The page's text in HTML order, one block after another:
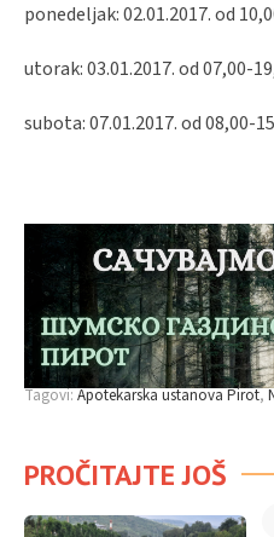
ponedeljak: 02.01.2017. od
utorak: 03.01.2017. od 07,00-
subota: 07.01.2017. od 08,00-
Tagovi:Apotekarska ustanova Pirot
PROČITAJTE JOŠ